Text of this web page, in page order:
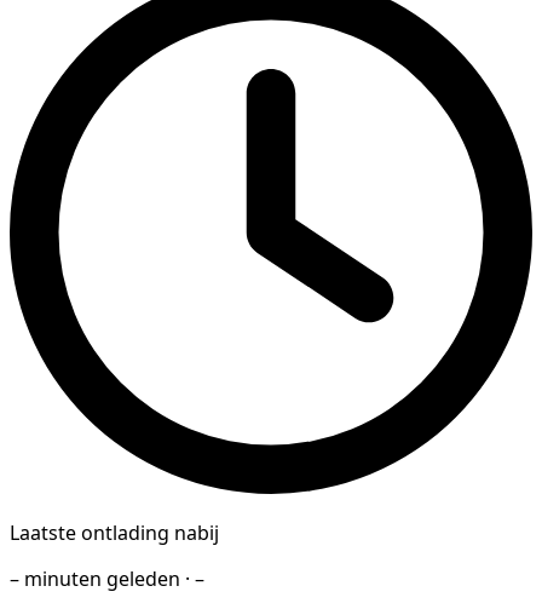
Laatste ontlading nabij
– minuten geleden · –